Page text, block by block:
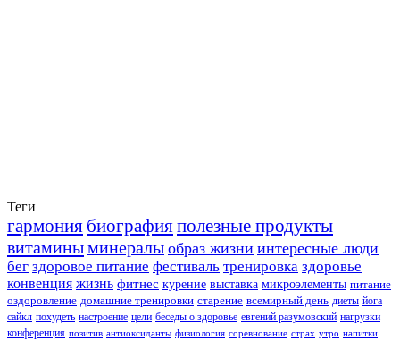
Теги
гармония биографияполезные продукты
витаминыминералы образ жизни интересные люди
бег здоровое питание фестиваль тренировка здоровье
конвенция жизнь фитнес курение выставка микроэлементы питание
оздоровление домашние тренировки старение всемирный день диеты йога
сайкл похудеть настроение цели беседы о здоровье евгений разумовский нагрузки
конференция позитив антиоксиданты физиология соревнование страх утро напитки